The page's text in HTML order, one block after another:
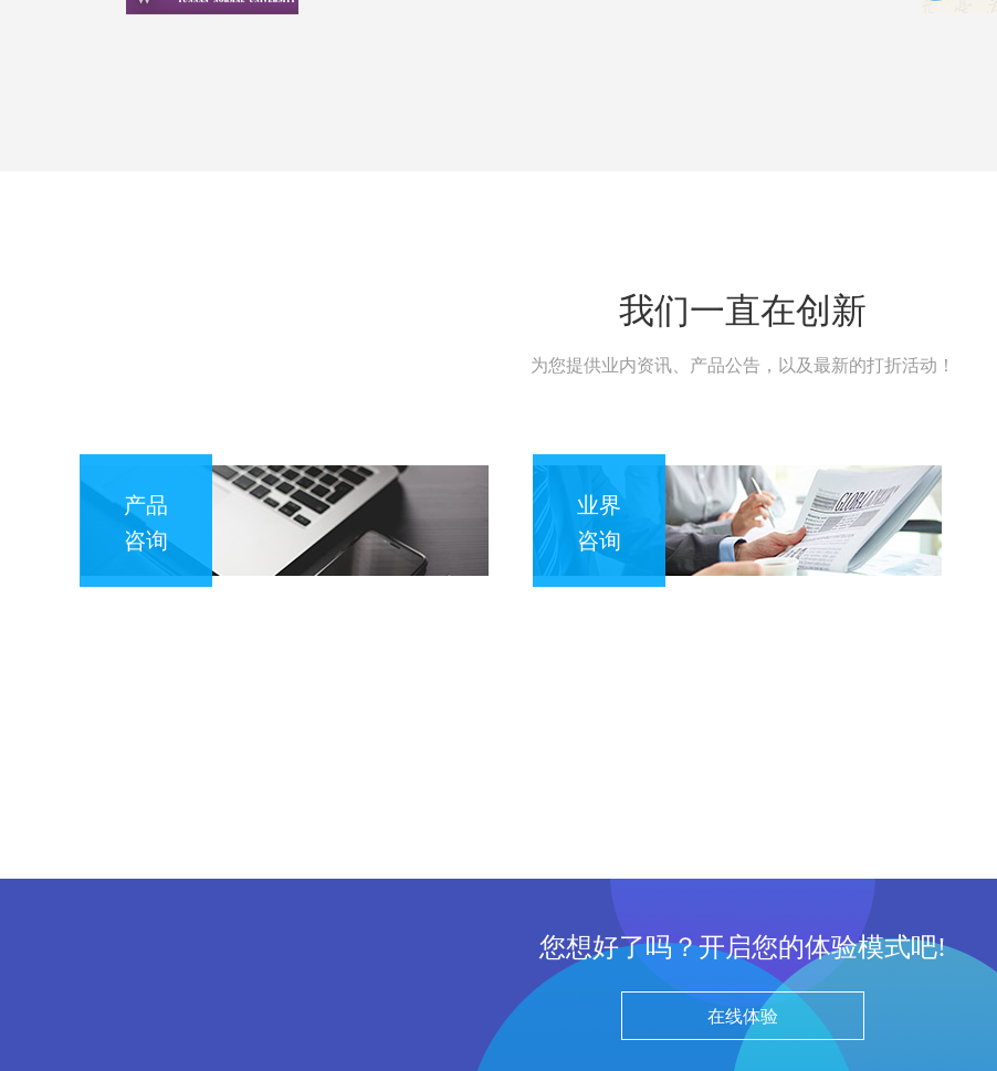
我们一直在创新
为您提供业内资讯、产品公告，以及最新的打折活动！
产品
咨询
业界
咨询
您想好了吗？开启您的体验模式吧!
在线体验